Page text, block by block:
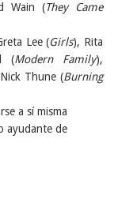
Wain (They Came
Lee (Girls), Rita
(Modern Family),
Thune (Burning
a sí misma
ayudante de